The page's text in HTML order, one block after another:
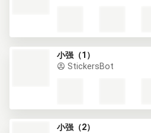
小强（1）
StickersBot
小强（2）